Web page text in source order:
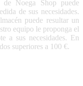
de Noega Shop puede
de sus necesidades.
puede resultar un
equipo le proponga el
a sus necesidades. En
superiores a 100 €.